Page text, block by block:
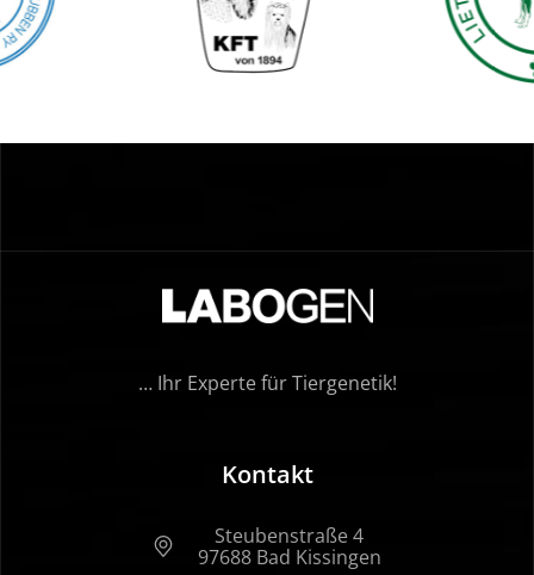
… Ihr Experte für Tiergenetik!
Kontakt
Steubenstraße 4
97688 Bad Kissingen